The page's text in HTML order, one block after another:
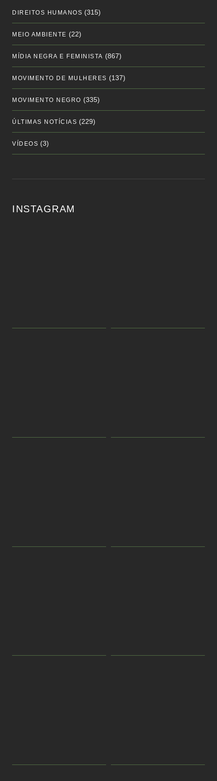
DIREITOS HUMANOS (315)
MEIO AMBIENTE (22)
MÍDIA NEGRA E FEMINISTA (867)
MOVIMENTO DE MULHERES (137)
MOVIMENTO NEGRO (335)
ÚLTIMAS NOTÍCIAS (229)
VÍDEOS (3)
INSTAGRAM